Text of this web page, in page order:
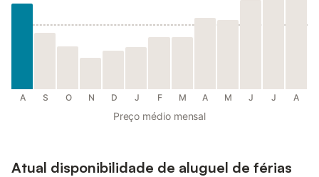
A S O N D J F M A M J J A
Preço médio mensal
Atual disponibilidade de aluguel de férias